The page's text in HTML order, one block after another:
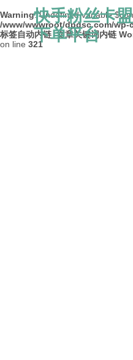
Warning: Undefined variable
/www/wwwroot/dpdsc.com/
标签自动内链_文章关键词内链
on line 321
快手粉丝卡
下单平台